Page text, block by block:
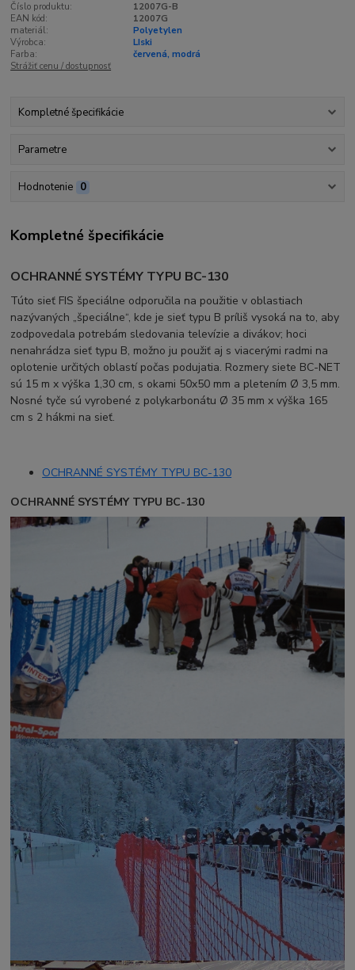
Číslo produktu:
12007G-B
EAN kód:
12007G
materiál:
Polyetylen
Výrobca:
LIski
Farba:
červená, modrá
Strážiť cenu / dostupnosť
Kompletné špecifikácie
Parametre
Hodnotenie 0
Kompletné špecifikácie
OCHRANNÉ SYSTÉMY TYPU BC-130
Túto sieť FIS špeciálne odporučila na použitie v oblastiach
nazývaných „špeciálne“, kde je sieť typu B príliš vysoká na to, aby
zodpovedala potrebám sledovania televízie a divákov; hoci
nenahrádza sieť typu B, možno ju použiť aj s viacerými radmi na
oplotenie určitých oblastí počas podujatia. Rozmery siete BC-NET
sú 15 m x výška 1,30 cm, s okami 50x50 mm a pletením Ø 3,5 mm.
Nosné tyče sú vyrobené z polykarbonátu Ø 35 mm x výška 165
cm s 2 hákmi na sieť.
OCHRANNÉ SYSTÉMY TYPU BC-130
OCHRANNÉ SYSTÉMY TYPU BC-130